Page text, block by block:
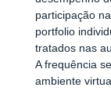
participação
portfolio
tratados nas
A frequência
ambiente